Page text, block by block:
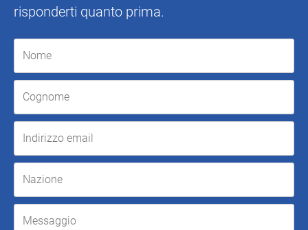
risponderti quanto prima.